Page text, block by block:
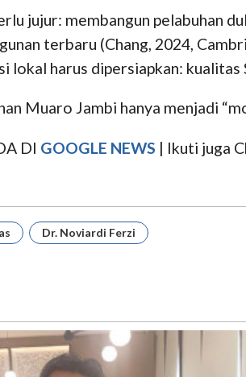
jujur: membangun pelabuhan
terbaru (Chang, 2024,
lokal harus dipersiapkan:
Muaro Jambi hanya menjadi
DI GOOGLE NEWS | Ikuti juga
Dr. Noviardi Ferzi